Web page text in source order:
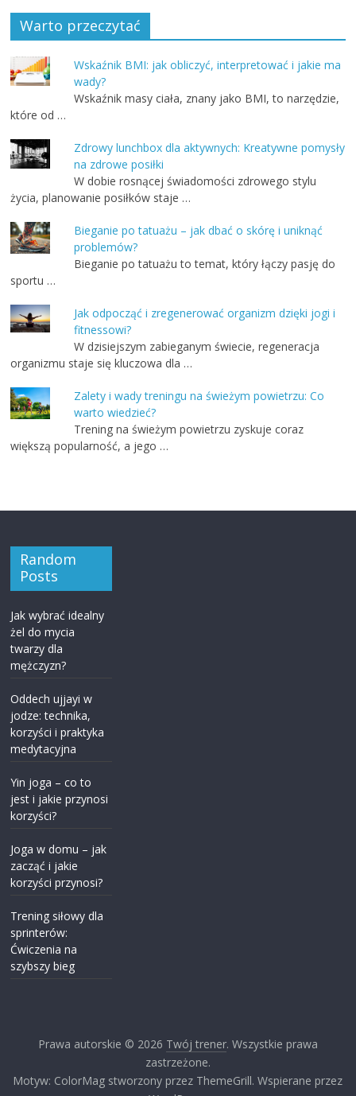
Warto przeczytać
Wskaźnik BMI: jak obliczyć, interpretować i jakie ma
wady?
Wskaźnik masy ciała, znany jako BMI, to narzędzie,
które od …
Zdrowy lunchbox dla aktywnych: Kreatywne pomysły
na zdrowe posiłki
W dobie rosnącej świadomości zdrowego stylu
życia, planowanie posiłków staje …
Bieganie po tatuażu – jak dbać o skórę i uniknąć
problemów?
Bieganie po tatuażu to temat, który łączy pasję do
sportu …
Jak odpocząć i zregenerować organizm dzięki jogi i
fitnessowi?
W dzisiejszym zabieganym świecie, regeneracja
organizmu staje się kluczowa dla …
Zalety i wady treningu na świeżym powietrzu: Co
warto wiedzieć?
Trening na świeżym powietrzu zyskuje coraz
większą popularność, a jego …
Random
Posts
Jak wybrać idealny
żel do mycia
twarzy dla
mężczyzn?
Oddech ujjayi w
jodze: technika,
korzyści i praktyka
medytacyjna
Yin joga – co to
jest i jakie przynosi
korzyści?
Joga w domu – jak
zacząć i jakie
korzyści przynosi?
Trening siłowy dla
sprinterów:
Ćwiczenia na
szybszy bieg
Prawa autorskie © 2026 Twój trener. Wszystkie prawa
zastrzeżone.
Motyw: ColorMag stworzony przez ThemeGrill. Wspierane przez